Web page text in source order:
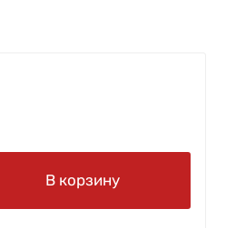
В корзину